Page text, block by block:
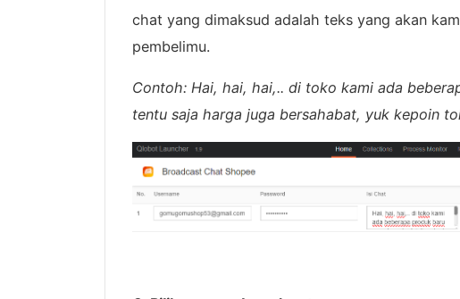
chat yang dimaksud adalah teks yang akan
pembelimu.
Contoh: Hai, hai, hai,.. di toko kami ada
tentu saja harga juga bersahabat, yuk kepoin